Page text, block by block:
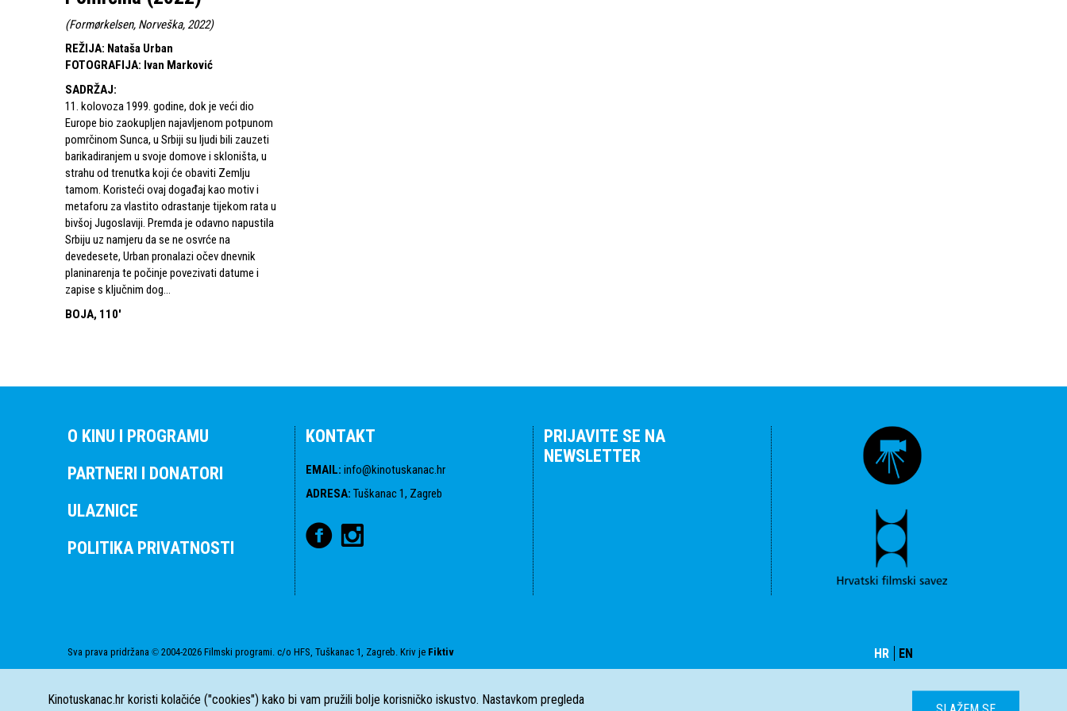
(Formørkelsen, Norveška, 2022)
REŽIJA: Nataša Urban
FOTOGRAFIJA: Ivan Marković
SADRŽAJ:
11. kolovoza 1999. godine, dok je veći dio
Europe bio zaokupljen najavljenom potpunom
pomrčinom Sunca, u Srbiji su ljudi bili zauzeti
barikadiranjem u svoje domove i skloništa, u
strahu od trenutka koji će obaviti Zemlju
tamom. Koristeći ovaj događaj kao motiv i
metaforu za vlastito odrastanje tijekom rata u
bivšoj Jugoslaviji. Premda je odavno napustila
Srbiju uz namjeru da se ne osvrće na
devedesete, Urban pronalazi očev dnevnik
planinarenja te počinje povezivati datume i
zapise s ključnim dog...
BOJA, 110'
O KINU I PROGRAMU
PARTNERI I DONATORI
ULAZNICE
POLITIKA PRIVATNOSTI
KONTAKT
EMAIL: info@kinotuskanac.hr
ADRESA: Tuškanac 1, Zagreb
PRIJAVITE SE NA
NEWSLETTER
HR EN
Sva prava pridržana © 2004-2026 Filmski programi. c/o HFS, Tuškanac 1, Zagreb. Kriv je Fiktiv
Kinotuskanac.hr koristi kolačiće ("cookies") kako bi vam pružili bolje korisničko iskustvo. Nastavkom pregleda